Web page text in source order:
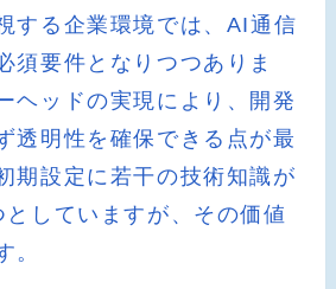
する企業環境では、AI通信
須要件となりつつありま
ヘッドの実現により、開発
透明性を確保できる点が最
期設定に若干の技術知識が
していますが、その価値
。